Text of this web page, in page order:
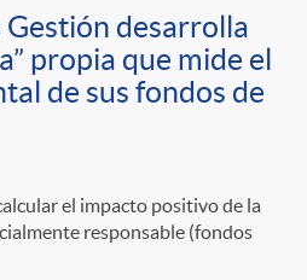
desarrolla
propia que mide el
de sus fondos de
el impacto positivo de la
responsable (fondos